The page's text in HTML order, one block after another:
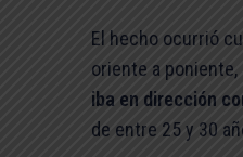
El hecho ocurrió
oriente a poniente,
iba en dirección
de entre 25 y 30